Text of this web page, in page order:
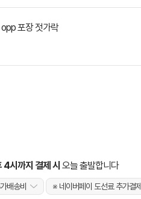
포장 젓가락
4시까지 결제 시 오늘 출발합니다
배송비 ※ 네이버페이 도선료 추가결제